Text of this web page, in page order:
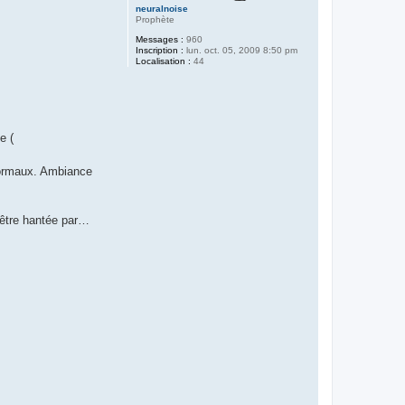
neuralnoise
Prophète
Messages : 960
Inscription : lun. oct. 05, 2009 8:50 pm
Localisation : 44
(
Ambiance
hantée par…